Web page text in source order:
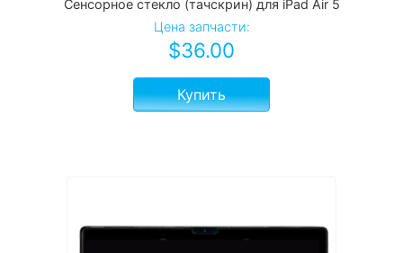
Сенсорное стекло (тачскрин) для iPad Air 5
Цена запчасти:
$36.00
Купить